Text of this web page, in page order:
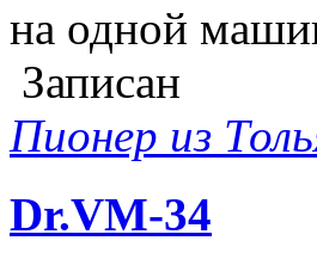
на одной
Записан
Пионер из
Dr.VM-34